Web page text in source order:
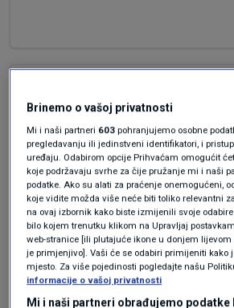
Nešto sam mislio reći, ali sam
ovom salvom nepismenosti i
početnom komentaru, tako da
gubi smisao.
Gdje smo mi kolektivno greznuli
to provalija neznanja,
i ne znam čega još?!
Neka komentira netko ako
zaista više ne mogu.
Brinemo o vašoj privatnosti
Mi i naši partneri 603 pohranjujemo osobne
pregledavanju ili jedinstveni identifikatori, i
uređaju. Odabirom opcije Prihvaćam omogućit
koje podržavaju svrhe za čije pružanje mi i naši
podatke. Ako su alati za praćenje onemogućeni,
koje vidite možda više neće biti toliko relevantni
na ovaj izbornik kako biste izmijenili svoje
bilo kojem trenutku klikom na Upravljaj
web-stranice [ili plutajuće ikone u donjem lijevom
je primjenjivo]. Vaši će se odabiri primijeniti kako
mjesto. Za više pojedinosti pogledajte našu
informacije o vašoj privatnosti
Mi i naši partneri obrađujemo